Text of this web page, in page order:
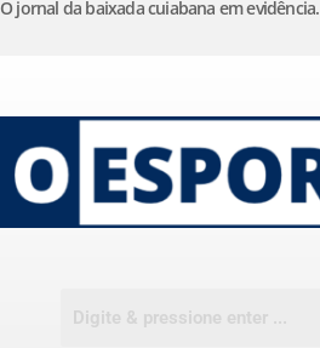
o
conteúdo
O jornal da baixada cuiabana em evidência.